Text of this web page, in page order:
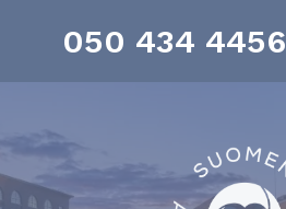
050 434 4456